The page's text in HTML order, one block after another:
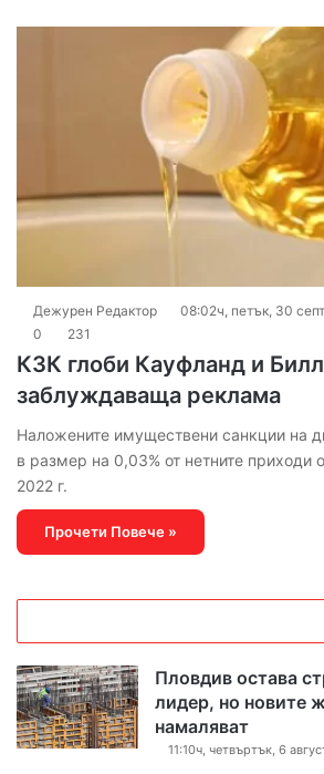
Дежурен Редактор
08:02ч, петък, 30
0
231
КЗК глоби Кауфланд и
заблуждаваща реклама
Наложените имуществени санкции на
в размер на 0,03% от нетните приходи
2022 г.
Прочети Повече »
Пловдив остава
лидер, но новите
намаляват
11:10ч, четвъртък, 6